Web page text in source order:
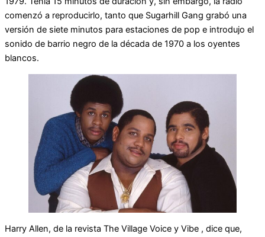
comenzó a reproducirlo, tanto que Sugarhill Gang grabó una
versión de siete minutos para estaciones de pop e introdujo el
sonido de barrio negro de la década de 1970 a los oyentes
blancos.
Harry Allen, de la revista The Village Voice y Vibe , dice que,